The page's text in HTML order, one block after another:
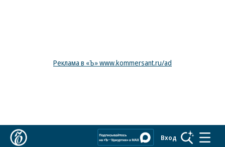
Реклама в «Ъ» www.kommersant.ru/ad
Вход